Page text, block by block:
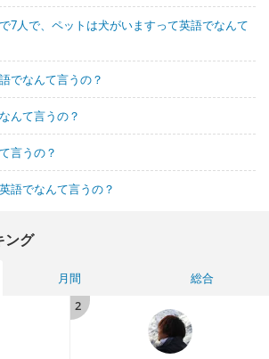
7人で、ペットは犬がいますって英語でなんて
でなんて言うの？
んて言うの？
言うの？
語でなんて言うの？
ング
月間
総合
2